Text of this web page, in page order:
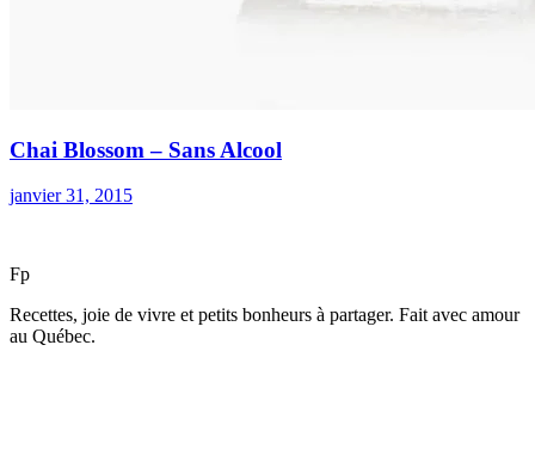
Chai Blossom – Sans Alcool
janvier 31, 2015
Fp
Recettes, joie de vivre et petits bonheurs à partager. Fait avec amour
au Québec.